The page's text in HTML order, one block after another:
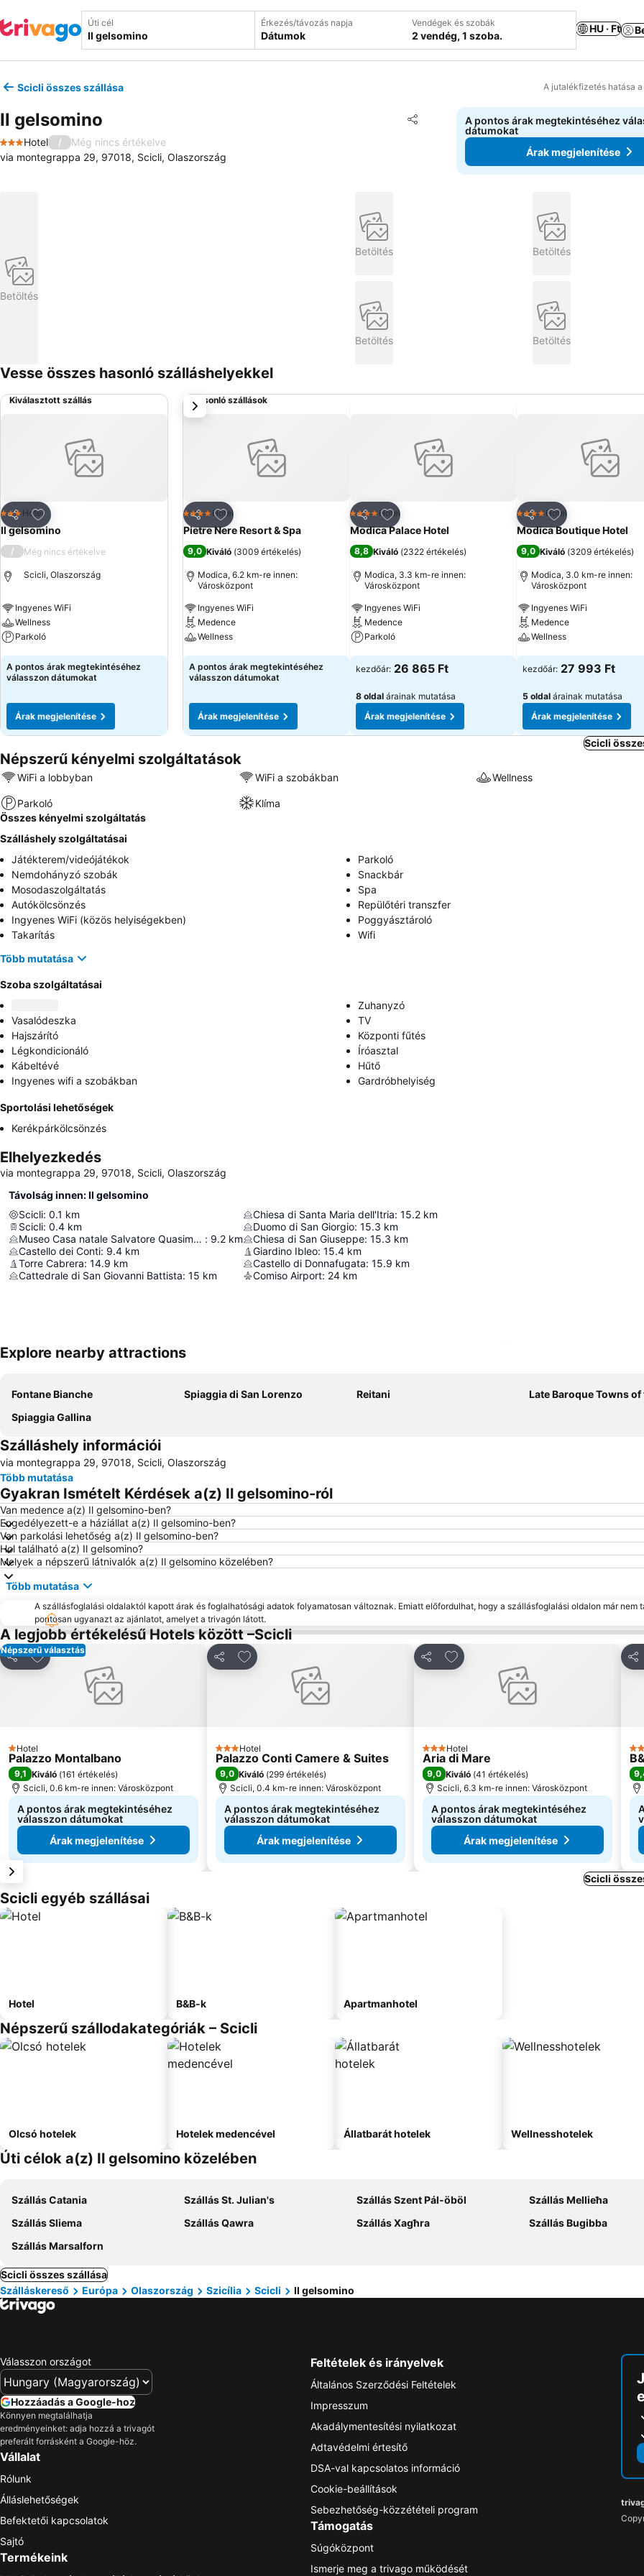
Úti cél Érkezés/távozás napja
Dátumok
Vendégek és szobák
2 vendég, 1 szoba.
HU · Ft
Scicli összes szállása A jutalékfizetés hatása
Il gelsomino Megosztás
Hozzáadás a kedvencekhez
3 Kategória
Hotel /
Még nincs értékelve
via montegrappa 29, 97018, Scicli, Olaszország
A pontos árak megtekintéséhez
dátumokat
Árak megjelenítése
Betöltés
Betöltés Betöltés
Betöltés Betöltés
Vesse összes hasonló szálláshelyekkel
Kiválasztott szállás
Megosztás
Hozzáadás a kedvencekhez
3 Kategória
Hotel
Il gelsomino
/ Még nincs értékelve
Scicli, Olaszország
Ingyenes WiFi
Wellness
Parkoló
Árak megjelenítése
A pontos árak megtekintéséhez
válasszon dátumokat
Árak megjelenítése
Hasonló szállások
Megosztás
Hozzáadás a kedvencekhez
4 Kategória
Hotel
Pietre Nere Resort & Spa
9,0 Kiváló (3009 értékelés)
Modica, 6.2 km-re innen:
Városközpont
Ingyenes WiFi
Medence
Wellness
Árak megjelenítése
A pontos árak megtekintéséhez
válasszon dátumokat
Árak megjelenítése
Megosztás
Hozzáadás a kedvencekhez
4 Kategória
Hotel
Modica Palace Hotel
8,8 Kiváló (2322 értékelés)
Modica, 3.3 km-re innen:
Városközpont
Ingyenes WiFi
Medence
Parkoló
Árak megjelenítése
kezdőár: 26 865 Ft
8 oldal árainak mutatása
Árak megjelenítése
Megosztás
Hozzáadás a
4 Kategória
Hotel
Modica Boutique Hotel
9,0 Kiváló (3209 értékelés)
Modica, 3.0 km-re innen:
Városközpont
Ingyenes WiFi
Medence
Wellness
Árak megjelenítése
kezdőár: 27 993 Ft
5 oldal árainak mutatása
Árak megjelenítése
következő
Scicli
Népszerű kényelmi szolgáltatások
WiFi a lobbyban WiFi a szobákban Wellness
Parkoló
Klíma
Összes kényelmi szolgáltatás
Szálláshely szolgáltatásai
Játékterem/videójátékok
Parkoló
Nemdohányzó szobák
Snackbár
Mosodaszolgáltatás
Spa
Autókölcsönzés
Repülőtéri transzfer
Ingyenes WiFi (közös helyiségekben)
Poggyásztároló
Takarítás
Wifi
Több mutatása
Szoba szolgáltatásai
Zuhanyzó
Vasalódeszka
TV
Hajszárító
Központi fűtés
Légkondicionáló
Íróasztal
Kábeltévé
Hűtő
Ingyenes wifi a szobákban
Gardróbhelyiség
Sportolási lehetőségek
Kerékpárkölcsönzés
Elhelyezkedés
via montegrappa 29, 97018, Scicli, Olaszország
Távolság innen: Il gelsomino
Scicli: 0.1 km
Scicli: 0.4 km
Museo Casa natale Salvatore Quasimodo : 9.2 km
Castello dei Conti: 9.4 km
Torre Cabrera: 14.9 km
Cattedrale di San Giovanni Battista: 15 km
Chiesa di Santa Maria dell'Itria: 15.2 km
Duomo di San Giorgio: 15.3 km
Chiesa di San Giuseppe: 15.3 km
Giardino Ibleo: 15.4 km
Castello di Donnafugata: 15.9 km
Comiso Airport: 24 km
Explore nearby attractions
Fontane Bianche Spiaggia di San Lorenzo Reitani
Late Baroque Towns of the
Spiaggia Gallina
Szálláshely információi
via montegrappa 29, 97018, Scicli, Olaszország
Több mutatása
Gyakran Ismételt Kérdések a(z) Il gelsomino-ról
Van medence a(z) Il gelsomino-ben?
Engedélyezett-e a háziállat a(z) Il gelsomino-ben?
Van parkolási lehetőség a(z) Il gelsomino-ben?
Hol található a(z) Il gelsomino?
Melyek a népszerű látnivalók a(z) Il gelsomino közelében?
Több mutatása
A szállásfoglalási oldalaktól kapott árak és foglalhatósági adatok folyamatosan változnak. Emiatt előfordulhat, hogy a szállásfoglalási oldalon már nem
pontosan ugyanazt az ajánlatot, amelyet a trivagón látott.
A legjobb értékelésű Hotels között –Scicli
Népszerű választás
Megosztás
Hozzáadás a kedvencekhez
1 Kategória
Hotel
Palazzo Montalbano
9,1 Kiváló (161 értékelés)
Scicli, 0.6 km-re innen: Városközpont
A pontos árak megtekintéséhez
válasszon dátumokat
Árak megjelenítése
Megosztás
Hozzáadás a kedvencekhez
3 Kategória
Hotel
Palazzo Conti Camere & Suites
9,0 Kiváló (299 értékelés)
Scicli, 0.4 km-re innen: Városközpont
A pontos árak megtekintéséhez
válasszon dátumokat
Árak megjelenítése
Megosztás
Hozzáadás a kedvencekhez
3 Kategória
Hotel
Aria di Mare
9,0 Kiváló (41 értékelés)
Scicli, 6.3 km-re innen: Városközpont
A pontos árak megtekintéséhez
válasszon dátumokat
Árak megjelenítése
3
Scicli
Scicli egyéb szállásai
Hotel B&B-k Apartmanhotel
Népszerű szállodakategóriák – Scicli
Olcsó hotelek Hotelek medencével Állatbarát hotelek Wellnesshotelek
Úti célok a(z) Il gelsomino közelében
Szállás Catania Szállás St. Julian's Szállás Szent Pál-öböl
Szállás Mellieħa
Szállás Sliema
Szállás Qawra Szállás Xagħra
Szállás Bugibba
Szállás Marsalforn
Scicli összes szállása
Szálláskereső
Európa Olaszország Szicília Scicli Il gelsomino
Válasszon országot
Hozzáadás a Google-hoz
Könnyen megtalálhatja
eredményeinket: adja hozzá a trivagót
preferált forrásként a Google-höz.
Vállalat
Rólunk
Álláslehetőségek
Befektetői kapcsolatok
Sajtó
Termékeink
Feltételek és irányelvek
Általános Szerződési Feltételek
Impresszum
Akadálymentesítési nyilatkozat
Adtavédelmi értesítő
DSA-val kapcsolatos információ
Cookie-beállítások
Sebezhetőség-közzétételi program
Támogatás
Súgóközpont
Ismerje meg a trivago működését